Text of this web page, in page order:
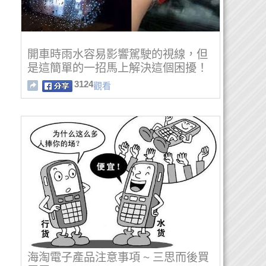
開車時雨水容易影響駕駛的視線，但
是這簡單的一招馬上解決這個困擾！
3124觀看
海淘電子產品注意事項 ~ 三思而後買